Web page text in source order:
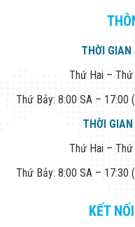
THỜI
Thứ Hai – Thứ
Thứ Bảy: 8:00 SA – 17:00
THỜI
Thứ Hai – Thứ
Thứ Bảy: 8:00 SA – 17:30
KẾT